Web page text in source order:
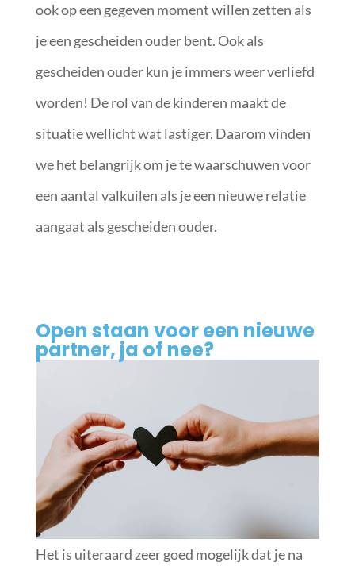
ook op een gegeven moment willen zetten als
je een gescheiden ouder bent. Ook als
gescheiden ouder kun je immers weer verliefd
worden! De rol van de kinderen maakt de
situatie wellicht wat lastiger. Daarom vinden
we het belangrijk om je te waarschuwen voor
een aantal valkuilen als je een nieuwe relatie
aangaat als gescheiden ouder.
Open staan voor een nieuwe
partner, ja of nee?
Het is uiteraard zeer goed mogelijk dat je na